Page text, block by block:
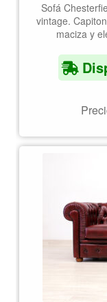
Sofá
vintage.
maciza y